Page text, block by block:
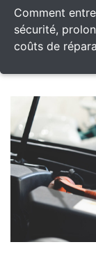
Comment
sécurité,
coûts de